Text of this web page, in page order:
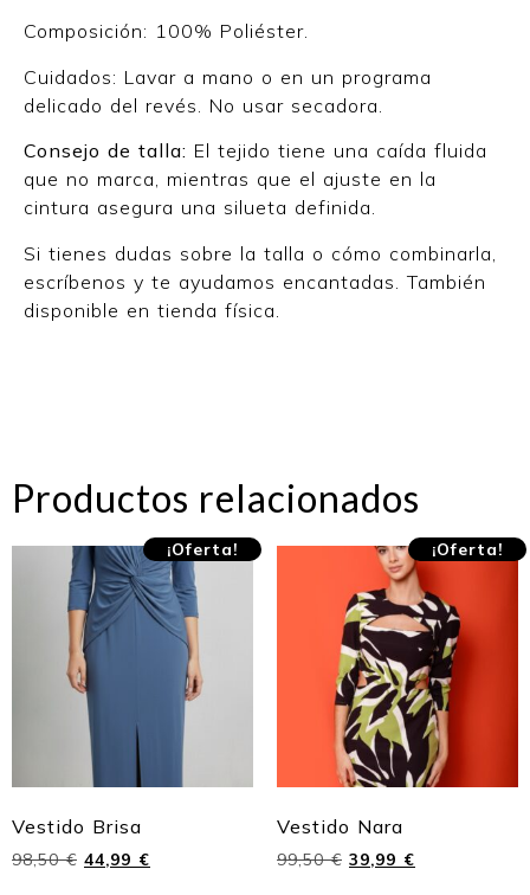
Composición: 100% Poliéster.
Cuidados: Lavar a mano o en un programa
delicado del revés. No usar secadora.
Consejo de talla: El tejido tiene una caída fluida
que no marca, mientras que el ajuste en la
cintura asegura una silueta definida.
Si tienes dudas sobre la talla o cómo combinarla,
escríbenos y te ayudamos encantadas. También
disponible en tienda física.
Productos relacionados
¡Oferta!
Vestido Brisa
98,50€ 44,99 €
¡Oferta!
Vestido Nara
99,50€ 39,99 €